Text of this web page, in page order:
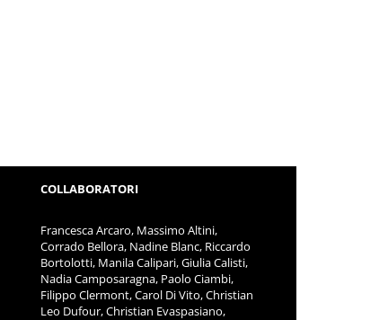
COLLABORATORI
Francesca Arcaro, Massimo Altini,
Corrado Bellora, Nadine Blanc, Riccardo
Bortolotti, Manila Calipari, Giulia Calisti,
Nadia Camposaragna, Paolo Ciambi,
Filippo Clermont, Carol Di Vito, Christian
Leo Dufour, Christian Evaspasiano,